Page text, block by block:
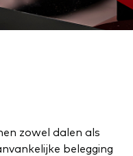
zowel dalen als
belegging